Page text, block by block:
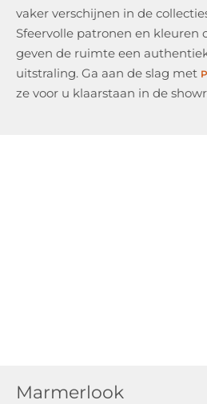
vaker verschijnen in de
Sfeervolle patronen en kleuren
geven de ruimte een
uitstraling. Ga aan de slag met
ze voor u klaarstaan in de
Marmerlook